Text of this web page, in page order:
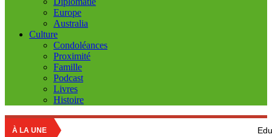
Europe
Australia
Culture
Condoléances
Proximité
Famille
Podcast
Livres
Histoire
À LA UNE Education